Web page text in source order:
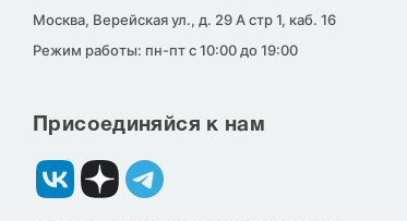
Москва, Верейская ул., д. 29 А стр 1, каб. 16
Режим работы: пн-пт с 10:00 до 19:00
Присоединяйся к нам